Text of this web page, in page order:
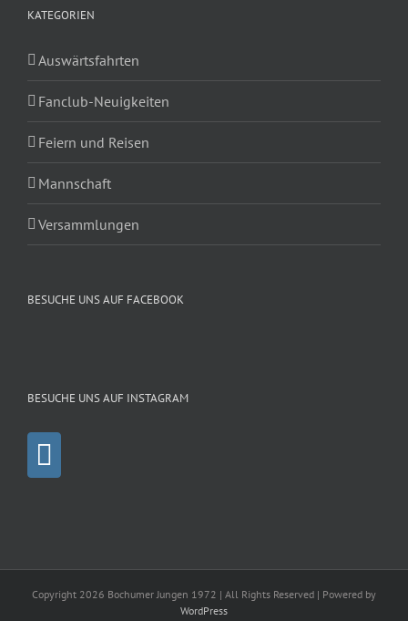
KATEGORIEN
Auswärtsfahrten
Fanclub-Neuigkeiten
Feiern und Reisen
Mannschaft
Versammlungen
BESUCHE UNS AUF FACEBOOK
BESUCHE UNS AUF INSTAGRAM
Copyright 2026 Bochumer Jungen 1972 | All Rights Reserved | Powered by
WordPress